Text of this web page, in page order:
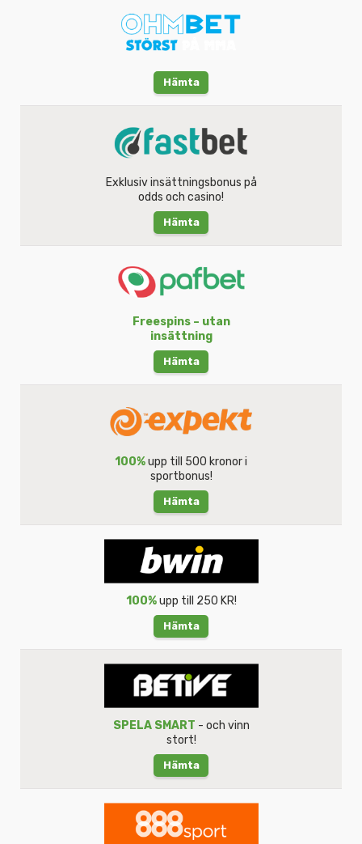
Hämta
Exklusiv insättningsbonus på
odds och casino!
Hämta
Freespins – utan
insättning
Hämta
100%upp till 500 kronor i
sportbonus!
Hämta
100%upp till 250 KR!
Hämta
SPELA SMART - och vinn
stort!
Hämta